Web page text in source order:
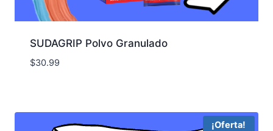
SUDAGRIP Polvo Granulado
$30.99
¡Oferta!